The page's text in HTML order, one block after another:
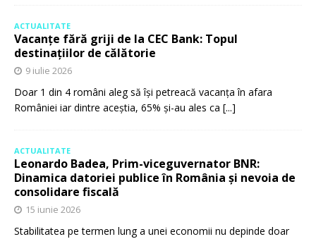
ACTUALITATE
Vacanțe fără griji de la CEC Bank: Topul
destinațiilor de călătorie
9 iulie 2026
Doar 1 din 4 români aleg să își petreacă vacanța în afara
României iar dintre aceștia, 65% și-au ales ca [...]
ACTUALITATE
Leonardo Badea, Prim-viceguvernator BNR:
Dinamica datoriei publice în România și nevoia de
consolidare fiscală
15 iunie 2026
Stabilitatea pe termen lung a unei economii nu depinde doar